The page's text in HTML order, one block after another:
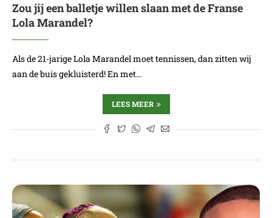
Zou jij een balletje willen slaan met de Franse
Lola Marandel?
Als de 21-jarige Lola Marandel moet tennissen, dan zitten wij
aan de buis gekluisterd! En met…
LEES MEER